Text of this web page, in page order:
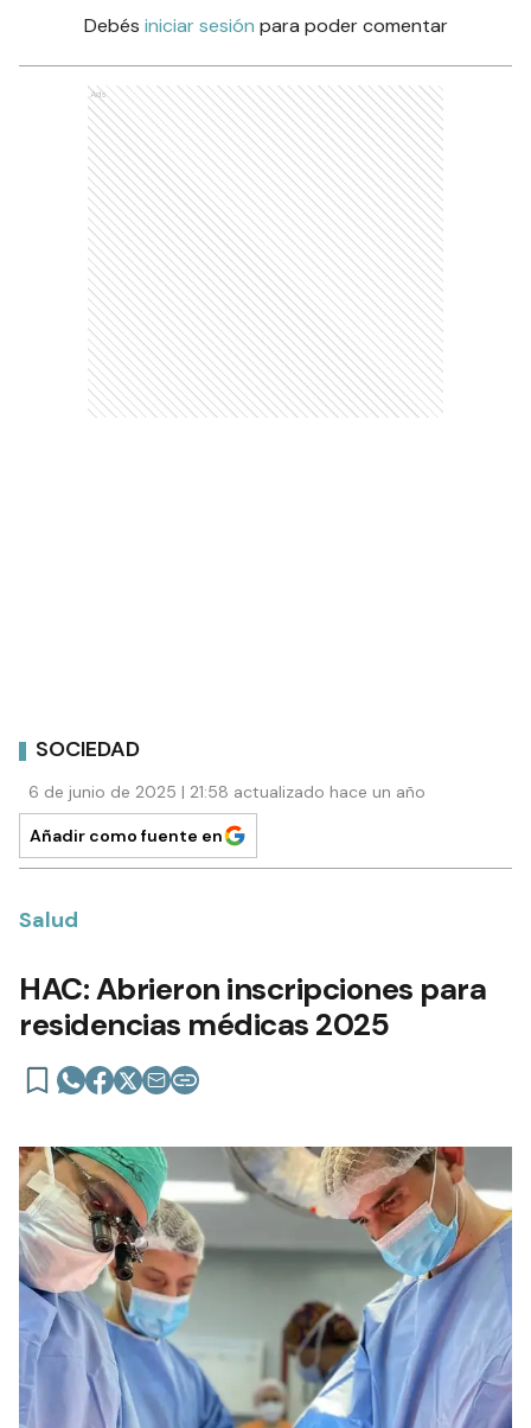
Debés iniciar sesión para poder comentar
Ads
SOCIEDAD
6 de junio de 2025 | 21:58 actualizado hace un año
Añadir como fuente en
Salud
HAC: Abrieron inscripciones para
residencias médicas 2025